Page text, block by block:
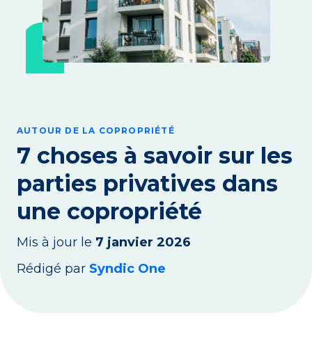
AUTOUR DE LA COPROPRIÉTÉ
7 choses à savoir sur les
parties privatives dans
une copropriété
Mis à jour le 7 janvier 2026
Rédigé par Syndic One